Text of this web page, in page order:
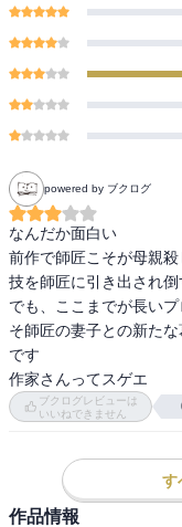
powered by ブクログ
なんだか面白い
前作で師匠こそが母親
技を師匠に引き出され
でも、ここまでが長い
そ師匠の妻子との新た
です
作家さんってスゲエ
ブクログレビューは
いいねできません
す
作品情報